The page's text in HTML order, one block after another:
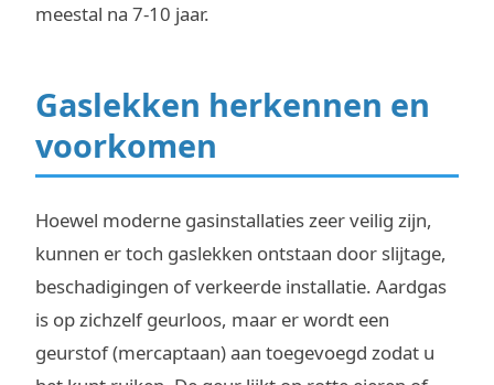
meestal na 7-10 jaar.
Gaslekken herkennen en
voorkomen
Hoewel moderne gasinstallaties zeer veilig zijn,
kunnen er toch gaslekken ontstaan door slijtage,
beschadigingen of verkeerde installatie. Aardgas
is op zichzelf geurloos, maar er wordt een
geurstof (mercaptaan) aan toegevoegd zodat u